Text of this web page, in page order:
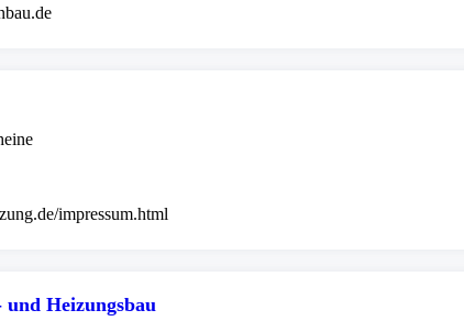
impressum.html
Heizungsbau